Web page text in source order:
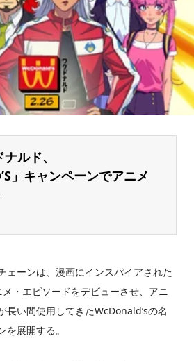
ルド、
」キャンペーンでアニメ
ェーンは、漫画にインスパイアされた
・エピソードをデビューさせ、アニ
長い間使用してきたWcDonald’sの名
展開する。